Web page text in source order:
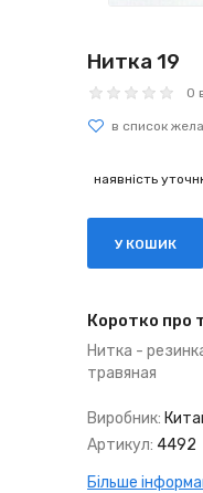
Нитка 19
0
наявність
У КОШИК
Коротко про
Нитка -
травяная
Виробник:
Артикул: 4492
Більше